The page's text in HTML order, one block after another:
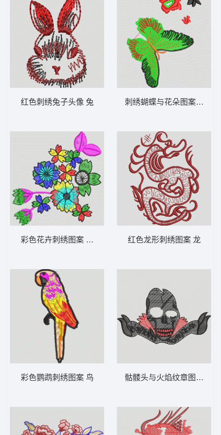
红色刺绣兔子头像 兔
彩色花卉刺绣图案 靓花
彩色鹦鹉刺绣图案 鸟
刺绣蝴蝶与花朵图案 蝴蝶
红色龙形刺绣图案 龙
骷髅头与火焰纹章图案 骷髅